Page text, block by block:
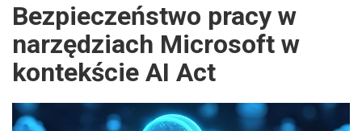
Bezpieczeństwo pracy w
narzędziach Microsoft w
kontekście AI Act